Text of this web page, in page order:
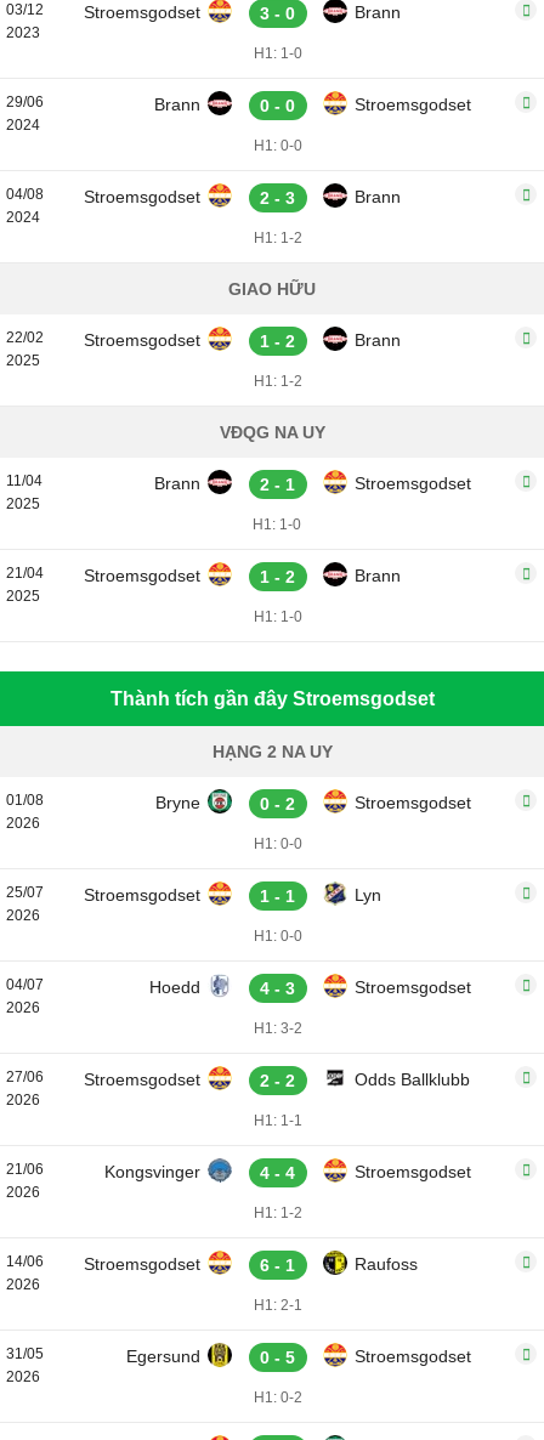
03/12
2023
Stroemsgodset 3 - 0 Brann
H1: 1-0
29/06
2024
Brann 0 - 0 Stroemsgodset
H1: 0-0
04/08
2024
Stroemsgodset 2 - 3 Brann
H1: 1-2
GIAO HỮU
22/02
2025
Stroemsgodset 1 - 2 Brann
H1: 1-2
VĐQG NA UY
11/04
2025
Brann 2 - 1 Stroemsgodset
H1: 1-0
21/04
2025
Stroemsgodset 1 - 2 Brann
H1: 1-0
Thành tích gần đây Stroemsgodset
HẠNG 2 NA UY
01/08
2026
Bryne 0 - 2 Stroemsgodset
H1: 0-0
25/07
2026
Stroemsgodset 1 - 1 Lyn
H1: 0-0
04/07
2026
Hoedd 4 - 3 Stroemsgodset
H1: 3-2
27/06
2026
Stroemsgodset 2 - 2 Odds Ballklubb
H1: 1-1
21/06
2026
Kongsvinger 4 - 4 Stroemsgodset
H1: 1-2
14/06
2026
Stroemsgodset 6 - 1 Raufoss
H1: 2-1
31/05
2026
Egersund 0 - 5 Stroemsgodset
H1: 0-2